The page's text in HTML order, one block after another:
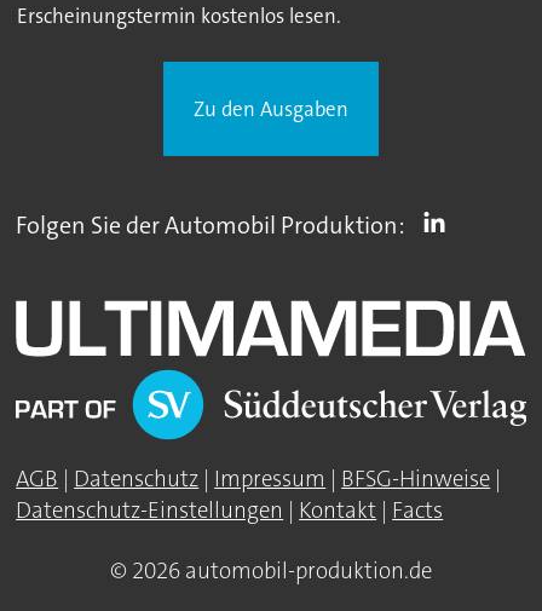
Erscheinungstermin kostenlos lesen.
Zu den Ausgaben
Folgen Sie der Automobil Produktion:
AGB | Datenschutz | Impressum | BFSG-Hinweise |
Datenschutz-Einstellungen | Kontakt | Facts
© 2026 automobil-produktion.de